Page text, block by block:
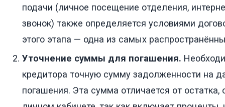
подачи (личное посещение отделения,
звонок) также определяется условиями
этого этапа — одна из самых
Уточнение суммы для погашения.
кредитора точную сумму задолженности на
погашения. Эта сумма отличается от остатка,